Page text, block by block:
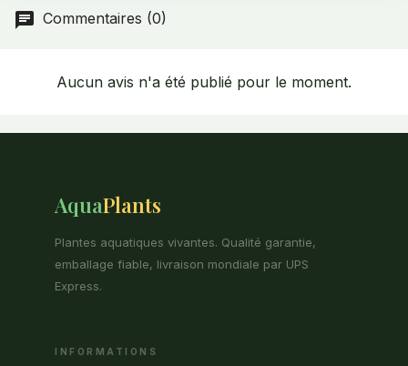
Commentaires (0)
Aucun avis n'a été publié pour le moment.
AquaPlants
Plantes aquatiques vivantes. Qualité garantie,
emballage fiable, livraison mondiale par UPS
Express.
INFORMATIONS